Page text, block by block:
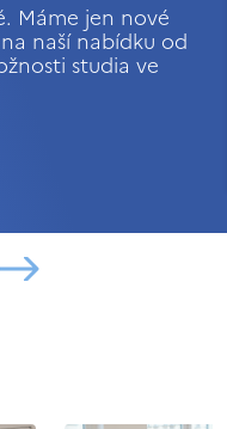
Máme jen nové
naší nabídku od
studia ve